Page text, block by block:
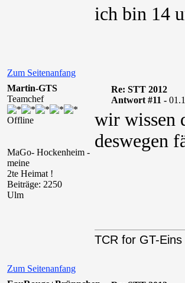
ich bin 14
Zum Seitenanfang
Martin-GTS
Teamchef
Offline
MaGo- Hockenheim -
meine
2te Heimat !
Beiträge: 2250
Ulm
Re: STT 2012
Antwort #11 -
wir wissen
deswegen
Zum Seitenanfang
TCR for GT-Eins